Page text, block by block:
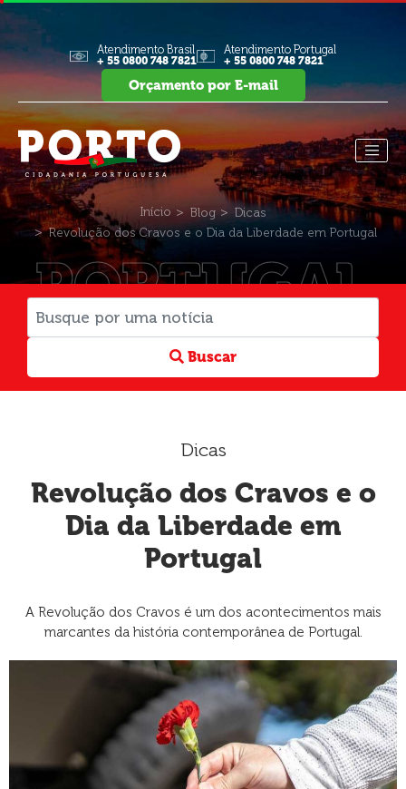
Atendimento Brasil
+ 55 0800 748 7821
Atendimento Portugal
+ 55 0800 748 7821
Orçamento por E-mail
Início Blog
Dicas
Revolução dos Cravos e o Dia da Liberdade em Portugal
PORTUGAL
Buscar
Dicas
Revolução dos Cravos e o
Dia da Liberdade em
Portugal
A Revolução dos Cravos é um dos acontecimentos mais
marcantes da história contemporânea de Portugal.